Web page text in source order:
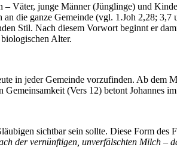
– Väter, junge Männer (Jünglinge) und
die ganze Gemeinde (vgl. 1.Joh 2,28; 3,7
Stil. Nach diesem Vorwort beginnt er
Alter.
in jeder Gemeinde vorzufinden. Ab dem
(Vers 12) betont Johannes
sichtbar sein sollte. Diese Form
der vernünftigen, unverfälschten Milch –